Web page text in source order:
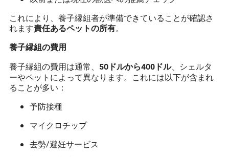
これにより、養子縁組者が準備できていることが確認さ
れます責任あるペットの所有。
養子縁組の費用
養子縁組の費用は通常、 50ドルから400ドル、シェルタ
ーやペットによって異なります。これには以下が含まれ
ることが多い：
予防接種
マイクロチップ
去勢/避妊サービス